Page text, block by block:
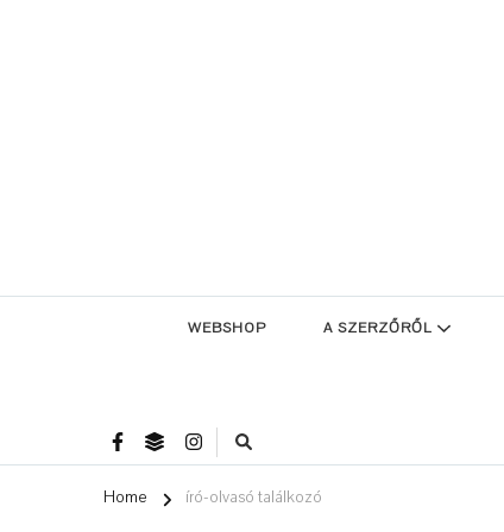
WEBSHOP A SZERZŐRŐL
Home író-olvasó találkozó